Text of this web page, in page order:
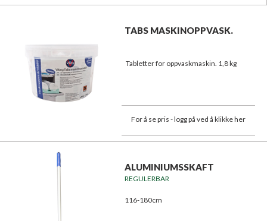
TABS MASKINOPPVASK.
Tabletter for oppvaskmaskin. 1,8 kg
For å se pris - logg på ved å klikke her
ALUMINIUMSSKAFT
REGULERBAR
116-180cm